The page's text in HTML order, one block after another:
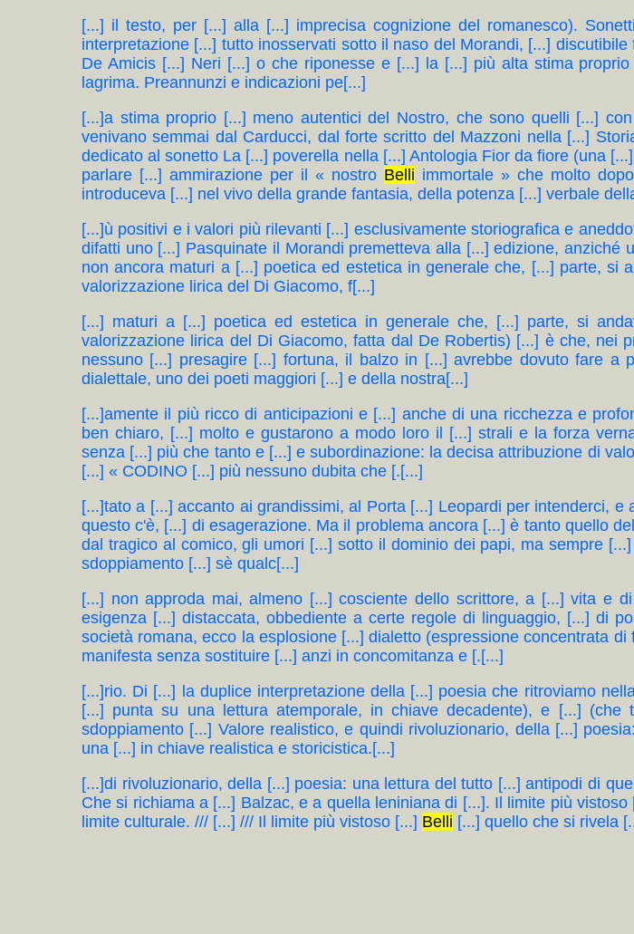
[...] il testo, per [...] alla [...] imprecisa cognizione del romanesco).
interpretazione [...] tutto inosservati sotto il naso del Morandi, [...] discutibile
De Amicis [...] Neri [...] o che riponesse e [...] la [...] più alta stima
lagrima. Preannunzi e indicazioni pe[...]
[...]a stima proprio [...] meno autentici del Nostro, che sono quelli [...]
venivano semmai dal Carducci, dal forte scritto del Mazzoni nella [...]
dedicato al sonetto La [...] poverella nella [...] Antologia Fior da fiore (una
parlare [...] ammirazione per il « nostro Belli immortale » che molto
introduceva [...] nel vivo della grande fantasia, della potenza [...] verbale
[...]ù positivi e i valori più rilevanti [...] esclusivamente storiografica e
difatti uno [...] Pasquinate il Morandi premetteva alla [...] edizione, anziché
non ancora maturi a [...] poetica ed estetica in generale che, [...] parte, si
valorizzazione lirica del Di Giacomo, f[...]
[...] maturi a [...] poetica ed estetica in generale che, [...] parte, si
valorizzazione lirica del Di Giacomo, fatta dal De Robertis) [...] è che, nei
nessuno [...] presagire [...] fortuna, il balzo in [...] avrebbe dovuto fare
dialettale, uno dei poeti maggiori [...] e della nostra[...]
[...]amente il più ricco di anticipazioni e [...] anche di una ricchezza e
ben chiaro, [...] molto e gustarono a modo loro il [...] strali e la forza
senza [...] più che tanto e [...] e subordinazione: la decisa attribuzione di
[...] « CODINO [...] più nessuno dubita che [.[...]
[...]tato a [...] accanto ai grandissimi, al Porta [...] Leopardi per intenderci,
questo c'è, [...] di esagerazione. Ma il problema ancora [...] è tanto quello
dal tragico al comico, gli umori [...] sotto il dominio dei papi, ma sempre
sdoppiamento [...] sè qualc[...]
[...] non approda mai, almeno [...] cosciente dello scrittore, a [...] vita e
esigenza [...] distaccata, obbediente a certe regole di linguaggio, [...] di
società romana, ecco la esplosione [...] dialetto (espressione concentrata
manifesta senza sostituire [...] anzi in concomitanza e [.[...]
[...]rio. Di [...] la duplice interpretazione della [...] poesia che ritroviamo
[...] punta su una lettura atemporale, in chiave decadente), e [...] (che
sdoppiamento [...] Valore realistico, e quindi rivoluzionario, della [...]
una [...] in chiave realistica e storicistica.[...]
[...]di rivoluzionario, della [...] poesia: una lettura del tutto [...] antipodi di
Che si richiama a [...] Balzac, e a quella leniniana di [...]. Il limite più vistoso
limite culturale. /// [...] /// Il limite più vistoso [...] Belli [...] quello che si rivela